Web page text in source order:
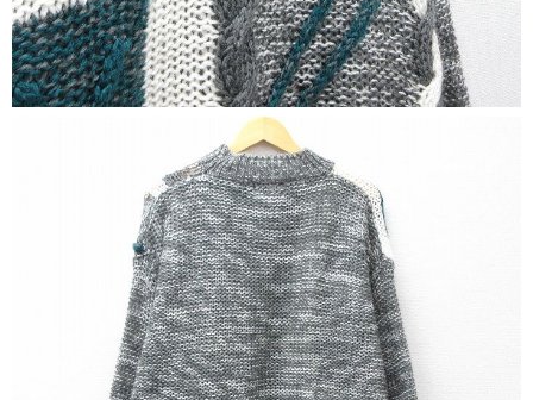
60年代 50年代 40年代
すべての年代を見る
週刊ラッシュアウト新聞
古着コラム
メディア・イベント情報